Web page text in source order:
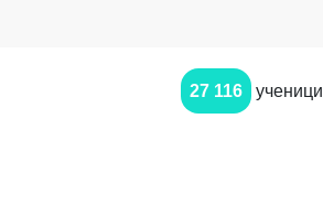
27 116 ученици